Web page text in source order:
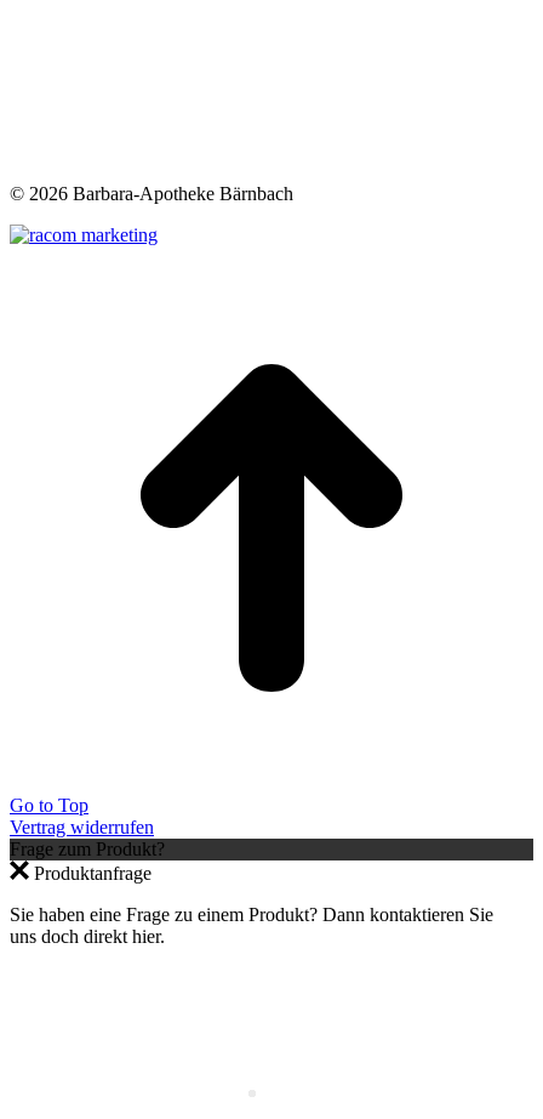
Jetzt anmelden und 10 % auf den ersten
Einkauf sparen – nur gültig im Webshop.
© 2026 Barbara-Apotheke Bärnbach
Go to Top
Vertrag widerrufen
Frage zum Produkt?
Produktanfrage
Sie haben eine Frage zu einem Produkt? Dann kontaktieren Sie
uns doch direkt hier.